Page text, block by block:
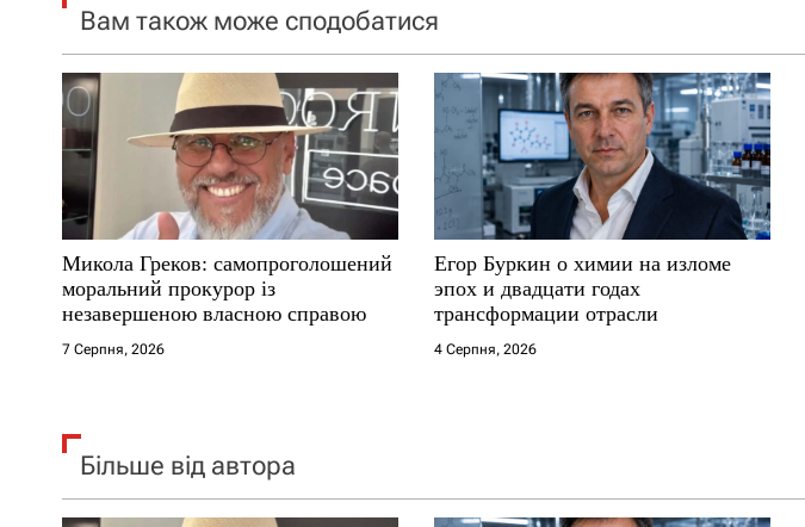
а
п
и
с
і
в
Вам також може сподобатися
Микола Греков: самопроголошений
моральний прокурор із
незавершеною власною справою
7 Серпня, 2026
Егор Буркин о химии на изломе
эпох и двадцати годах
трансформации отрасли
4 Серпня, 2026
Більше від автора